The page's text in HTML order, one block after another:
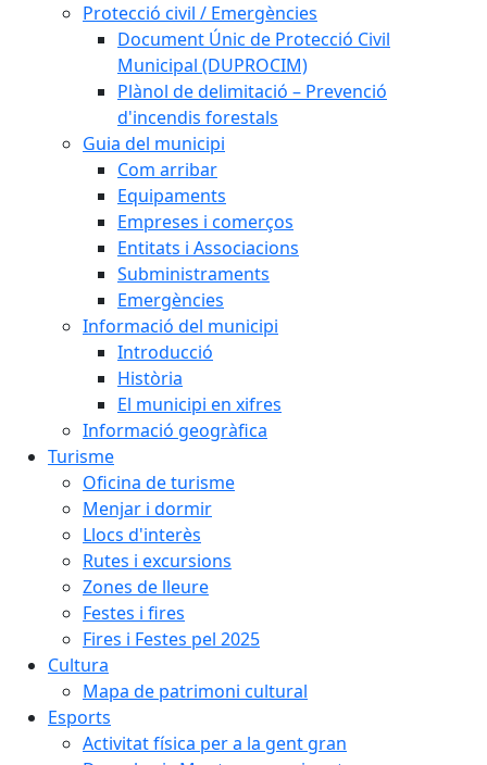
Protecció civil / Emergències
Document Únic de Protecció Civil
Municipal (DUPROCIM)
Plànol de delimitació – Prevenció
d'incendis forestals
Guia del municipi
Com arribar
Equipaments
Empreses i comerços
Entitats i Associacions
Subministraments
Emergències
Informació del municipi
Introducció
Història
El municipi en xifres
Informació geogràfica
Turisme
Oficina de turisme
Menjar i dormir
Llocs d'interès
Rutes i excursions
Zones de lleure
Festes i fires
Fires i Festes pel 2025
Cultura
Mapa de patrimoni cultural
Esports
Activitat física per a la gent gran